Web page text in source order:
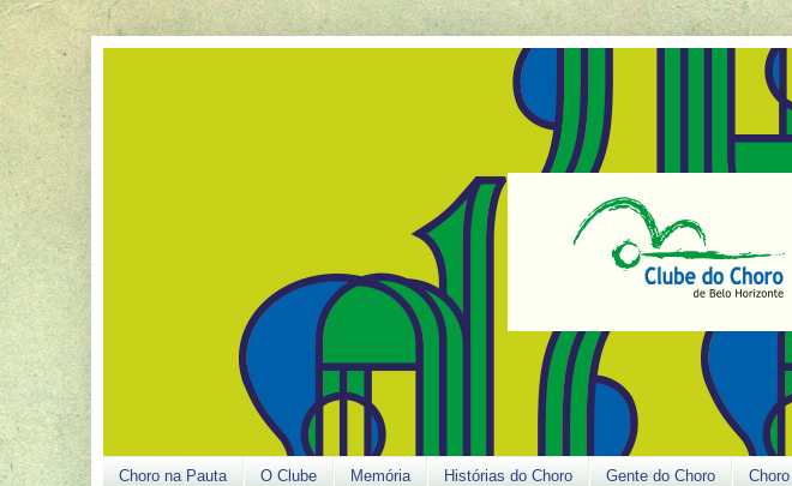
Choro na Pauta O Clube Memória Histórias do Choro Gente do Choro